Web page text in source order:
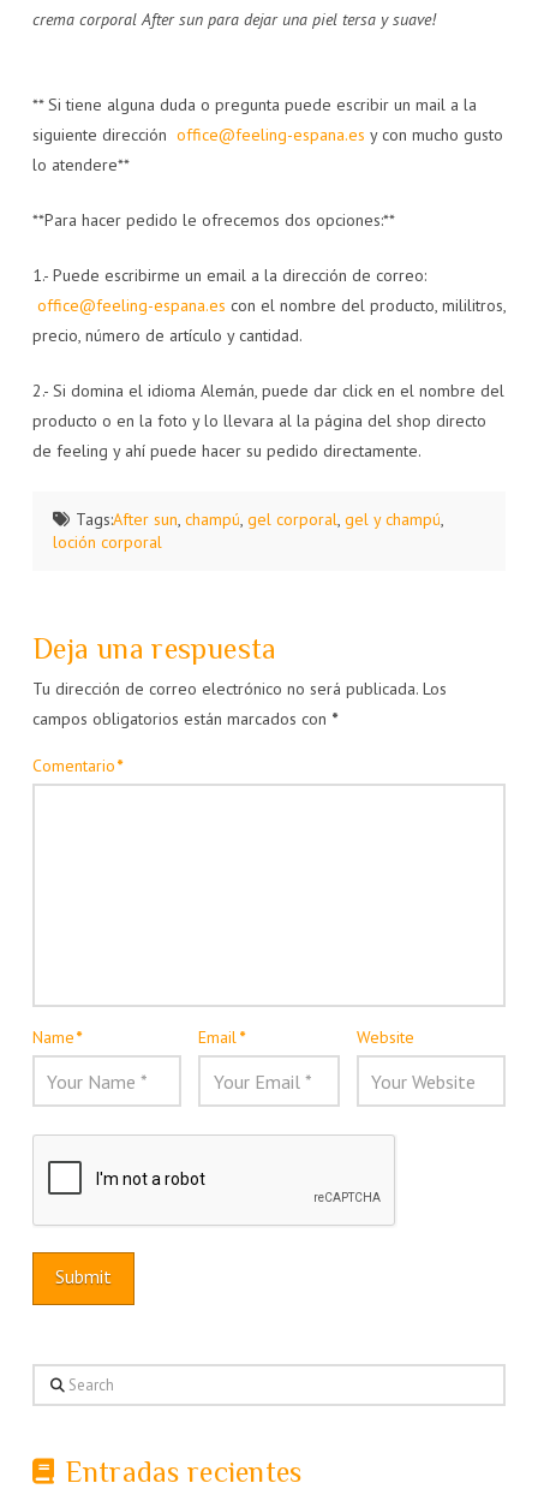
crema corporal After sun para dejar una piel tersa y suave!
** Si tiene alguna duda o pregunta puede escribir un mail a la
siguiente dirección office@feeling-espana.es y con mucho gusto
lo atendere**
**Para hacer pedido le ofrecemos dos opciones:**
1.- Puede escribirme un email a la dirección de correo:
office@feeling-espana.es con el nombre del producto, mililitros,
precio, número de artículo y cantidad.
2.- Si domina el idioma Alemán, puede dar click en el nombre del
producto o en la foto y lo llevara al la página del shop directo
de feeling y ahí puede hacer su pedido directamente.
Tags:After sun, champú, gel corporal, gel y champú,
loción corporal
Deja una respuesta
Tu dirección de correo electrónico no será publicada. Los
campos obligatorios están marcados con *
Comentario*
Name* Email* Website
Search
Entradas recientes